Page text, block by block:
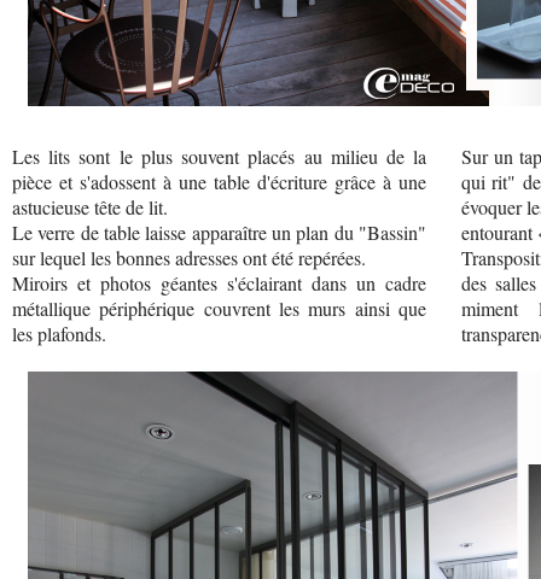
Les lits sont le plus souvent placés au milieu de la
pièce et s'adossent à une table d'écriture grâce à une
astucieuse tête de lit.
Le verre de table laisse apparaître un plan du "Bassin"
sur lequel les bonnes adresses ont été repérées.
Miroirs et photos géantes s'éclairant dans un cadre
métallique périphérique couvrent les murs ainsi que
les plafonds.
Sur un
qui rit"
évoquer
entourant
des
miment